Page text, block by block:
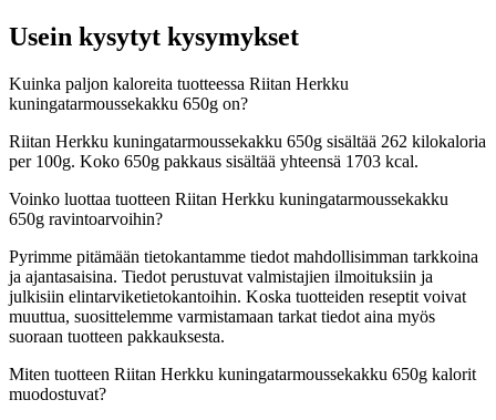
Usein kysytyt kysymykset
Kuinka paljon kaloreita tuotteessa Riitan Herkku
kuningatarmoussekakku 650g on?
Riitan Herkku kuningatarmoussekakku 650g sisältää 262 kilokaloria
per 100g. Koko 650g pakkaus sisältää yhteensä 1703 kcal.
Voinko luottaa tuotteen Riitan Herkku kuningatarmoussekakku
650g ravintoarvoihin?
Pyrimme pitämään tietokantamme tiedot mahdollisimman tarkkoina
ja ajantasaisina. Tiedot perustuvat valmistajien ilmoituksiin ja
julkisiin elintarviketietokantoihin. Koska tuotteiden reseptit voivat
muuttua, suosittelemme varmistamaan tarkat tiedot aina myös
suoraan tuotteen pakkauksesta.
Miten tuotteen Riitan Herkku kuningatarmoussekakku 650g kalorit
muodostuvat?